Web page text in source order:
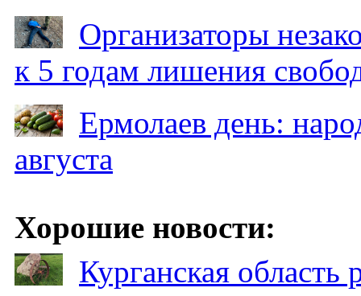
Организаторы
к 5 годам лишения
Ермолаев день:
августа
Хорошие новости:
Курганская